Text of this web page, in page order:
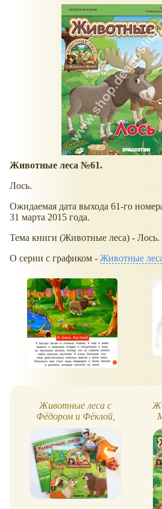
Животные леса №61.
Лось.
Ожидаемая дата выхода 61-го
31 марта 2015 года.
Тема книги (Животные леса) - Лось.
О серии с графиком - Животные
Животные леса с
Фёдором и Фёклой,
буклет